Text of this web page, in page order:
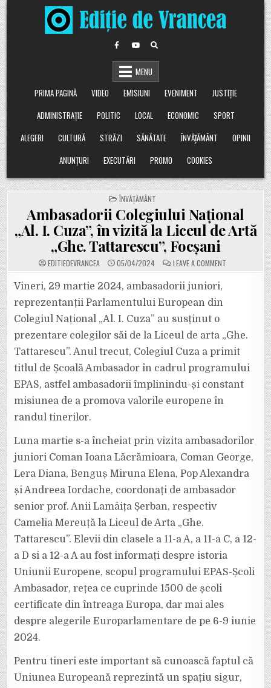
Skip
to
content
MENU
PRIMA PAGINĂ
VIDEO EMISIUNI EVENIMENT
JUSTIȚIE
ADMINISTRAȚIE
POLITIC LOCAL ECONOMIC
SPORT
ALEGERI
CULTURĂ STRĂZI SĂNĂTATE ÎNVĂȚĂMÂNT
OPINII
ANUNȚURI
EXECUTĂRI PROMO COOKIES
POSTED
IN
ÎNVĂȚĂMÂNT
Ambasadorii Colegiului Național
„Al. I. Cuza”, în vizită la Liceul de Artă
„Ghe. Tattarescu”, Focșani
EDITIEDEVRANCEA 05/04/2024 LEAVE A COMMENT
AMBASADORII
LICEUL
ARTĂ
„GHE.
TATTARESCU”,
FOCȘANI
Vineri, 29 martie 2024, ambasadorii juniori,
reprezentanții Parlamentului European din
Colegiul Național „Al. I. Cuza” au susținut o
prezentare colegilor săi de la Liceul de arta „Ghe.
Tattarescu”. Anul trecut, Colegiul Cuza a primit
titlul de Școală Ambasador în cadrul programului
EPAS, astfel ambasadorii împlinindu-și constant
misiunea de a promova valorile europene în
randul tinerilor.
Luna martie s-a încheiat prin vizita ambasadorilor
juniori Coman Ioana Lăcrămioara, Coman George,
Lera Diana, Benguș Miruna Elena, Pop Alexandra
și Andreea Iordache, coordonați de ambasador
senior prof. Anii Lamâița Șerban, respectiv
Camelia Mereuță la Liceul de Arta „Ghe.
Tattarescu”. Elevii din clasele a 11-a A, a 11-a C, a 12-
a D si a 12-a A au fost informați despre istoria
Uniunii Europene, scopul programului EPAS-Școli
Ambasador, rețea ce cuprinde 1500 de școli
certificate din întreaga Europa, dar mai ales
despre alegerile Europarlamentare de pe 6-9 iunie
2024.
Pentru tineri este important să cunoască faptul că
Uniunea Europeană reprezintă un spațiu sigur,